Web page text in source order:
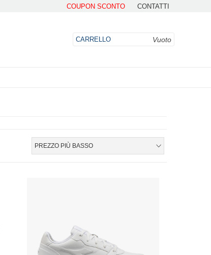
COUPON SCONTO CONTATTI
CARRELLO Vuoto
PREZZO PIÙ BASSO